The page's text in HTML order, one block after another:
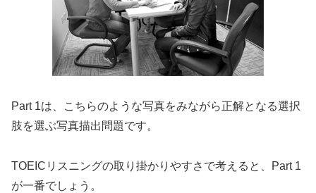
Part 1は、こちらのような写真をみながら正解となる選択
肢を選ぶ写真描出問題です。
TOEICリスニングの取り掛かりやすさで考えると、Part 1
が一番でしょう。